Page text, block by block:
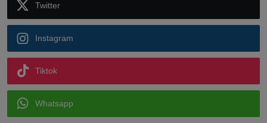
Twitter
Instagram
Tiktok
Whatsapp